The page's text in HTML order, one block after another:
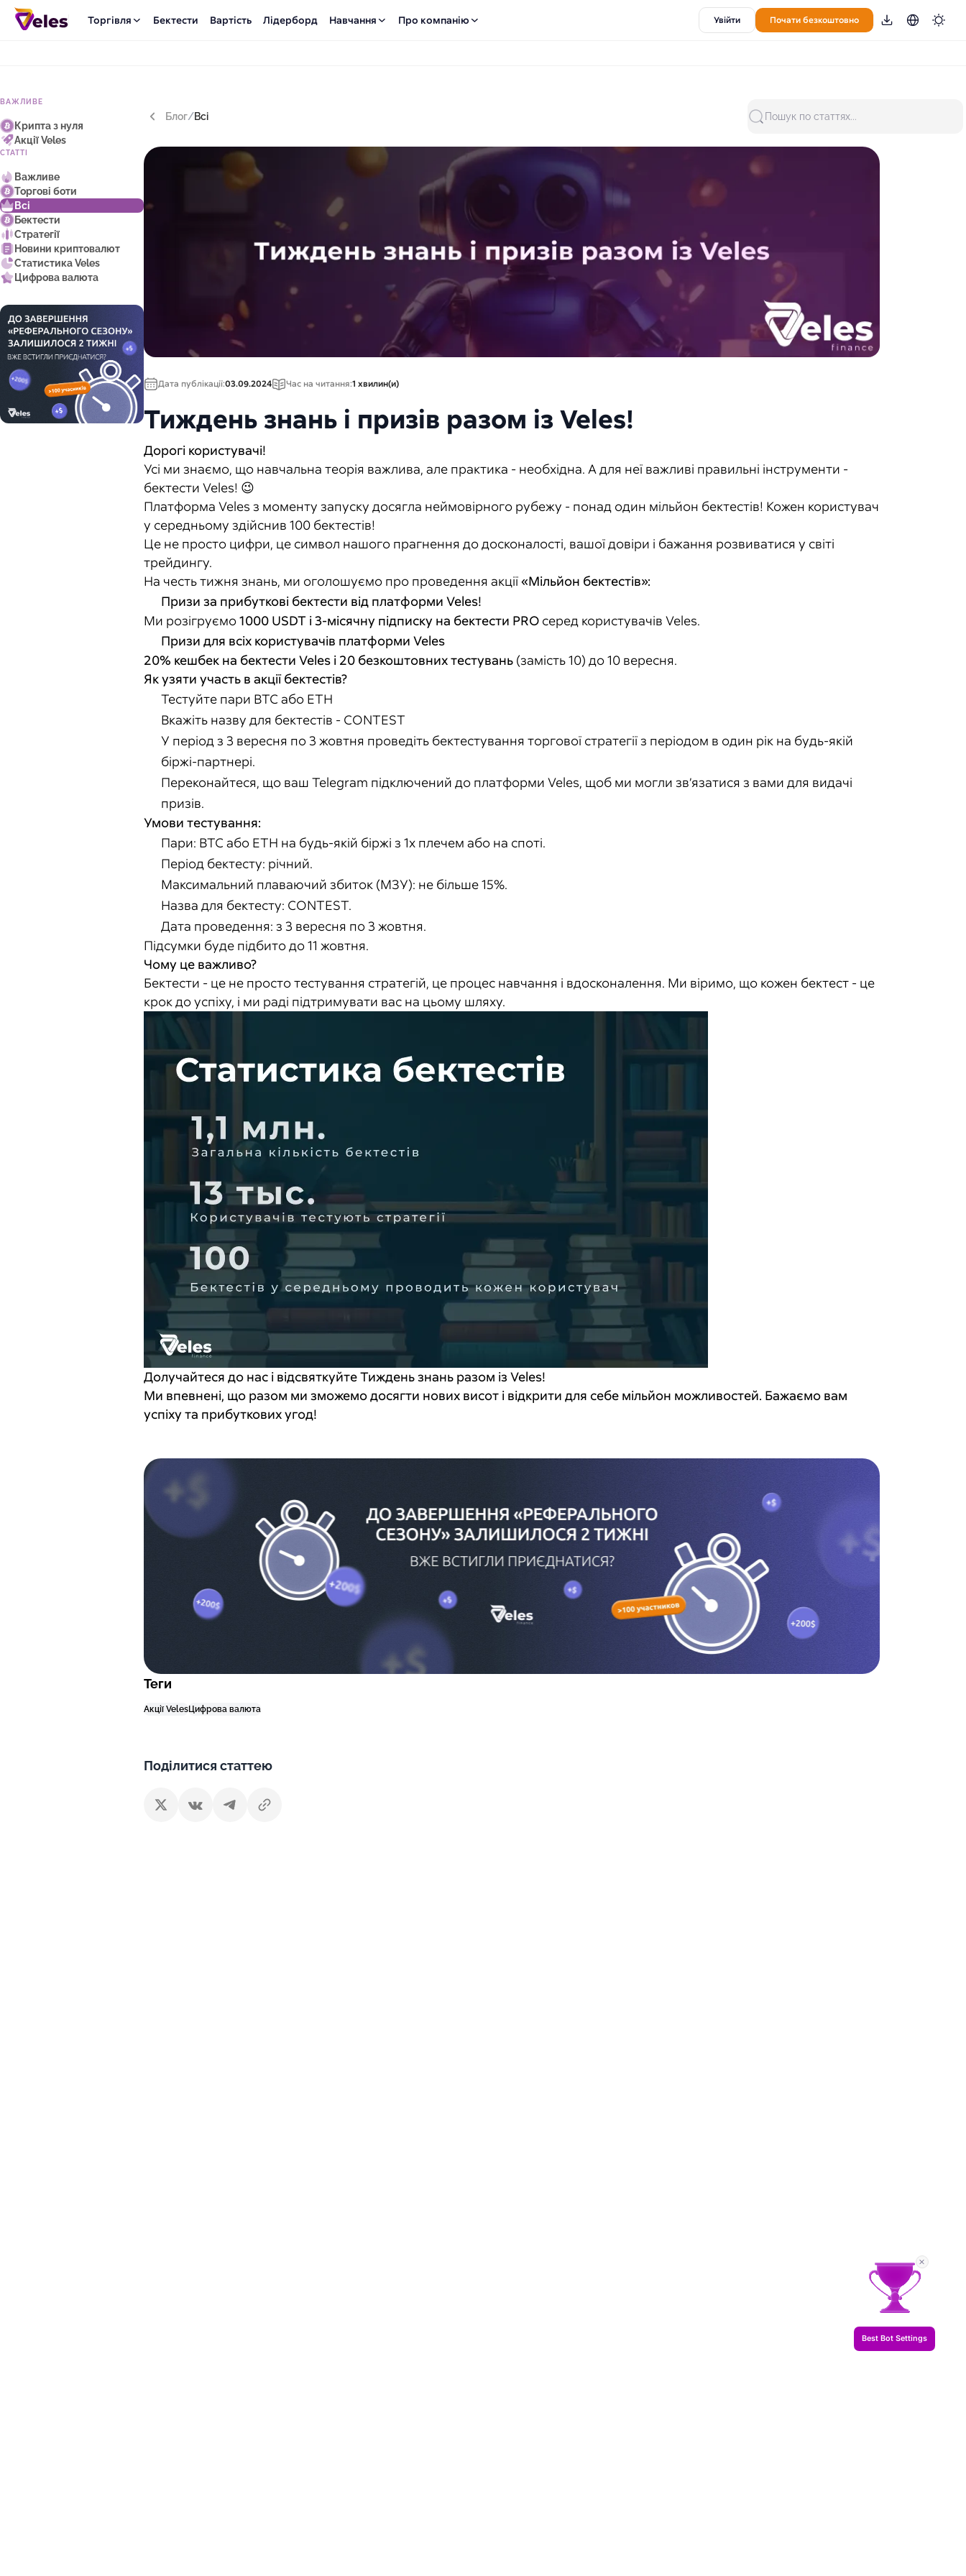
Торгівля Бектести Вартість Лідерборд Навчання Про компанію Увійти Почати безкоштовно
ВАЖЛИВЕ
Крипта з нуля
Акції Veles
СТАТТІ
Важливе
Торгові боти
Всі
Бектести
Стратегії
Новини криптовалют
Статистика Veles
Цифрова валюта
Блог/Всі Пошук по статтях...
Дата публікації:03.09.2024 Час на читання:1 хвилин(и)
Тиждень знань і призів разом із Veles!
Дорогі користувачі!
Усі ми знаємо, що навчальна теорія важлива, але практика - необхідна. А для неї важливі правильні інструменти -
бектести Veles! 😉
Платформа Veles з моменту запуску досягла неймовірного рубежу - понад один мільйон бектестів! Кожен користувач
у середньому здійснив 100 бектестів!
Це не просто цифри, це символ нашого прагнення до досконалості, вашої довіри і бажання розвиватися у світі
трейдингу.
На честь тижня знань, ми оголошуємо про проведення акції«Мільйон бектестів»:
Призи за прибуткові бектести від платформи Veles!
Ми розігруємо1000 USDT і 3-місячну підписку на бектести PRO серед користувачів Veles.
Призи для всіх користувачів платформи Veles
20% кешбек на бектести Veles і 20 безкоштовних тестувань (замість 10) до 10 вересня.
Як узяти участь в акції бектестів?
Тестуйте пари BTC або ETH
Вкажіть назву для бектестів - CONTEST
У період з 3 вересня по 3 жовтня проведіть бектестування торгової стратегії з періодом в один рік на будь-якій
біржі-партнері.
Переконайтеся, що ваш Telegram підключений до платформи Veles, щоб ми могли зв’язатися з вами для видачі
призів.
Умови тестування:
Пари: BTC або ETH на будь-якій біржі з 1х плечем або на споті.
Період бектесту: річний.
Максимальний плаваючий збиток (МЗУ): не більше 15%.
Назва для бектесту: CONTEST.
Дата проведення: з 3 вересня по 3 жовтня.
Підсумки буде підбито до 11 жовтня.
Чому це важливо?
Бектести - це не просто тестування стратегій, це процес навчання і вдосконалення. Ми віримо, що кожен бектест - це
крок до успіху, і ми раді підтримувати вас на цьому шляху.
Долучайтеся до нас і відсвяткуйте Тиждень знань разом із Veles!
Ми впевнені, що разом ми зможемо досягти нових висот і відкрити для себе мільйон можливостей. Бажаємо вам
успіху та прибуткових угод!
Теги
Акції VelesЦифрова валюта
Поділитися статтею
Best Bot Settings